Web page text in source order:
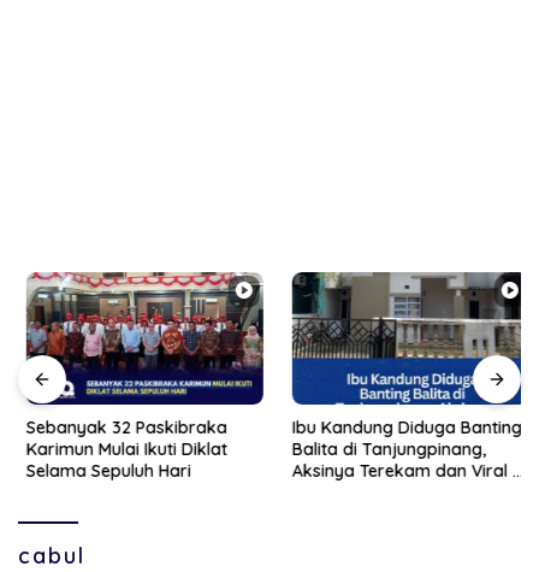
Sebanyak 32 Paskibraka
Karimun Mulai Ikuti Diklat
Selama Sepuluh Hari
Ibu Kandung Diduga Banting
Balita di Tanjungpinang,
Aksinya Terekam dan Viral di
cabul